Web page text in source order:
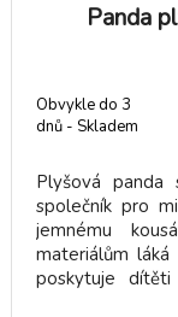
Panda
Obvykle do 3
dnů - Skladem
Plyšová panda
společník pro
jemnému
materiálům
poskytuje